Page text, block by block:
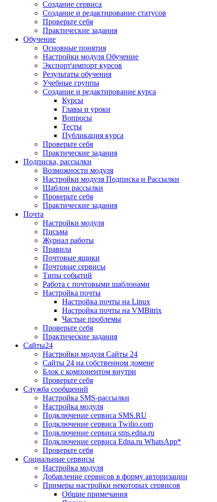
Создание сервиса
Создание и редактирование статусов
Проверьте себя
Практические задания
Обучение
Основные понятия
Настройки модуля Обучение
Экспорт\импорт курсов
Результаты обучения
Учебные группы
Создание и редактирование курса
Курсы
Главы и уроки
Вопросы
Тесты
Публикация курса
Проверьте себя
Практические задания
Подписка, рассылки
Возможности модуля
Настройки модуля Подписка и Рассылки
Шаблон рассылки
Проверьте себя
Практические задания
Почта
Настройки модуля
Письма
Журнал работы
Правила
Почтовые ящики
Почтовые сервисы
Типы событий
Работа с почтовыми шаблонами
Настройка почты
Настройка почты на Linux
Настройка почты на VMBitrix
Частые проблемы
Проверьте себя
Практические задания
Сайты24
Настройки модуля Сайты 24
Сайты 24 на собственном домене
Блок с компонентом внутри
Проверьте себя
Служба сообщений
Настройка SMS-рассылки
Настройка модуля
Подключение сервиса SMS.RU
Подключение сервиса Twilio.com
Подключение сервиса sms.edna.ru
Подключение сервиса Edna.ru WhatsApp*
Проверьте себя
Социальные сервисы
Настройка модуля
Добавление сервисов в форму авторизации
Примеры настройки некоторых сервисов
Общие примечания